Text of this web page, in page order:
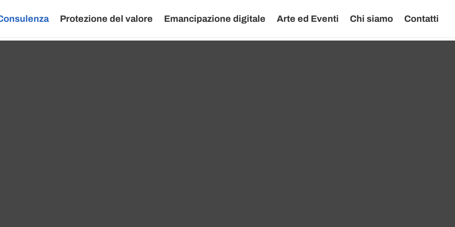
Protezione del valore Emancipazione digitale Arte ed Eventi Chi siamo Contatti